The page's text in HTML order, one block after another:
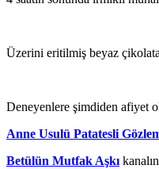
Üzerini eritilmiş beyaz
Deneyenlere şimdiden afiyet
Anne Usulü Patatesli
Betülün Mutfak Aşkı